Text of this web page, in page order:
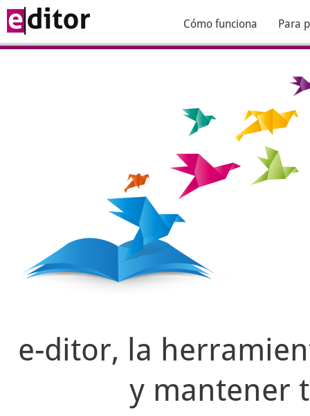
Cómo funciona Para
e-ditor, la
y mantener